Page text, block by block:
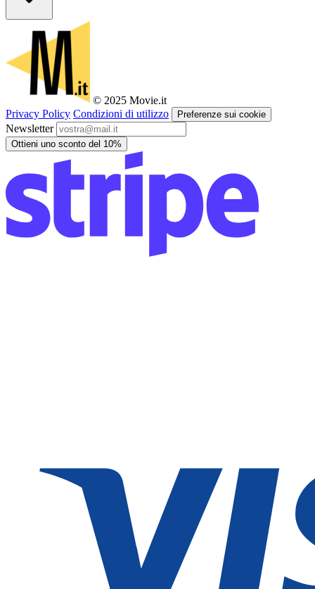
© 2025 Movie.it
Privacy Policy Condizioni di utilizzo Preferenze sui cookie
Newsletter
Ottieni uno sconto del 10%